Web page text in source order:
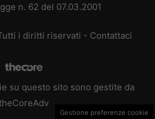
n. 62 del 07.03.2001
i diritti riservati - Contattaci
su questo sito sono gestite da
Gestione preferenze cookie